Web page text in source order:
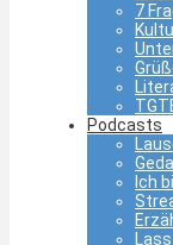
7
Podcasts
Ich